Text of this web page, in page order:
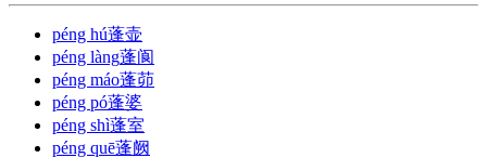
péng hú蓬壶
péng làng蓬阆
péng máo蓬茆
péng pó蓬婆
péng shì蓬室
péng quē蓬阙